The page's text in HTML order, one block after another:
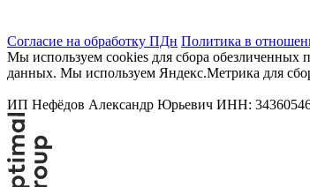
Согласие на обработку ПДн Политика в
Мы используем cookies для сбора обезличенных
данных. Мы используем Яндекс.Метрика для
ИП Нефёдов Александр Юрьевич ИНН: